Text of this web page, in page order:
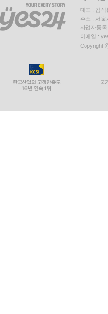
대표 : 김석
주소 : 서울
사업자등
이메일 :
Copyright